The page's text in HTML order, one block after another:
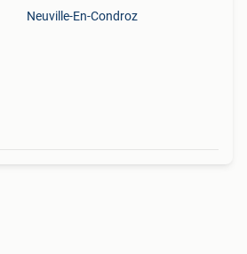
Neuville-En-Condroz